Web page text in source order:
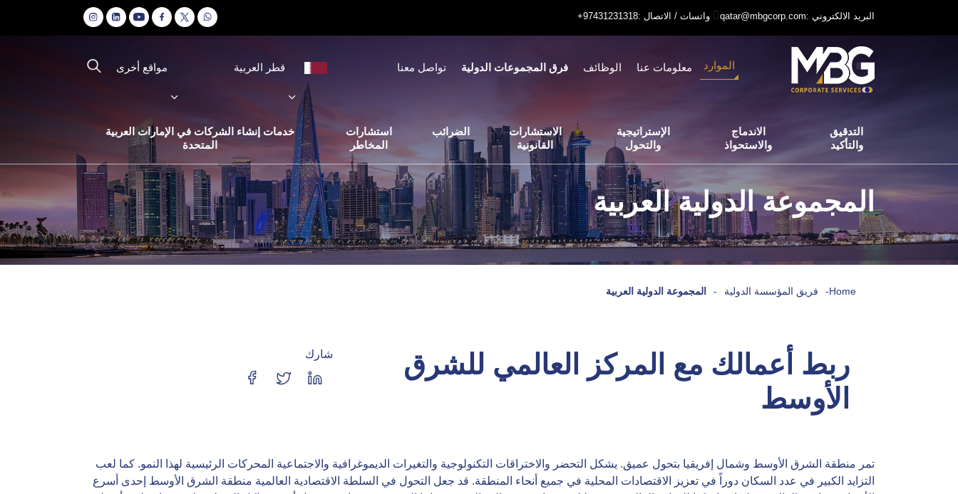
+97431231318: واتسات / الاتصال qatar@mbgcorp.com: البريد الالكتروني
الموارد معلومات عنا الوظائف فرق المجموعات الدولية تواصل معنا قطر العربية مواقع أخرى
التدقيق
والتأكيد
الاندماج
والاستحواذ
الإستراتيجية
والتحول
الاستشارات
القانونية
الضرائب
استشارات
المخاطر
خدمات إنشاء الشركات في الإمارات العربية
المتحدة
المجموعة الدولية العربية
Home
- فريق المؤسسة الدولية - المجموعة الدولية العربية
ربط أعمالك مع المركز العالمي للشرق
الأوسط
شارك
تمر منطقة الشرق الأوسط وشمال إفريقيا بتحول عميق. يشكل التحضر والاختراقات التكنولوجية والتغيرات الديموغرافية والاجتماعية المحركات الرئيسية لهذا النمو. كما لعب
التزايد الكبير في عدد السكان دوراً في تعزيز الاقتصادات المحلية في جميع أنحاء المنطقة. قد جعل التحول في السلطة الاقتصادية العالمية منطقة الشرق الأوسط إحدى أسرع